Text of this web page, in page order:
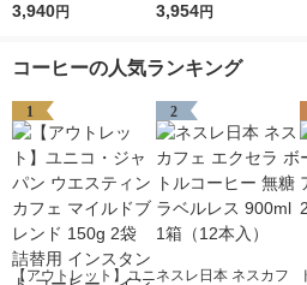
無糖 185g 1箱（30缶
3,940円 3,954円
コーヒーの人気ランキング
1
【アウトレット】ユニ
2
ネスレ日本 ネスカフ